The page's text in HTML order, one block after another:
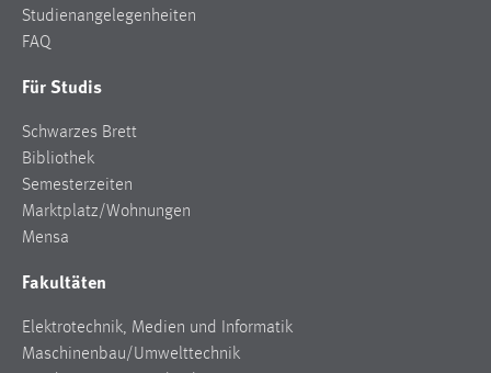
Studienangelegenheiten
FAQ
Für Studis
Schwarzes Brett
Bibliothek
Semesterzeiten
Marktplatz/Wohnungen
Mensa
Fakultäten
Elektrotechnik, Medien und Informatik
Maschinenbau/Umwelttechnik
YouTube
Vimeo